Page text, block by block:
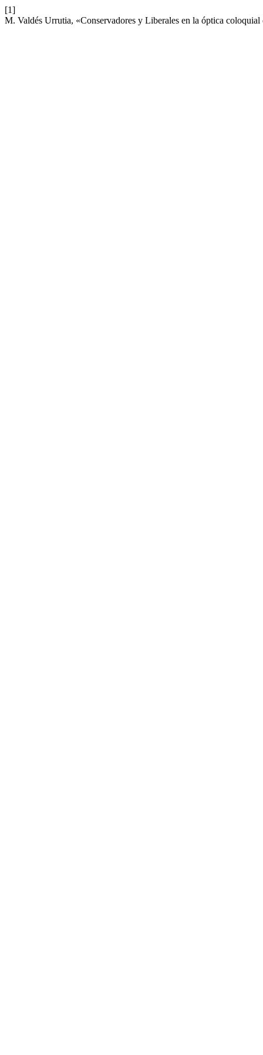
[1]
M. Valdés Urrutia, «Conservadores y Liberales en la óptica